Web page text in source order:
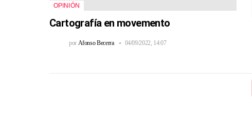
OPINIÓN
Cartografía en movemento
por Afonso Becerra 04/09/2022, 14:07